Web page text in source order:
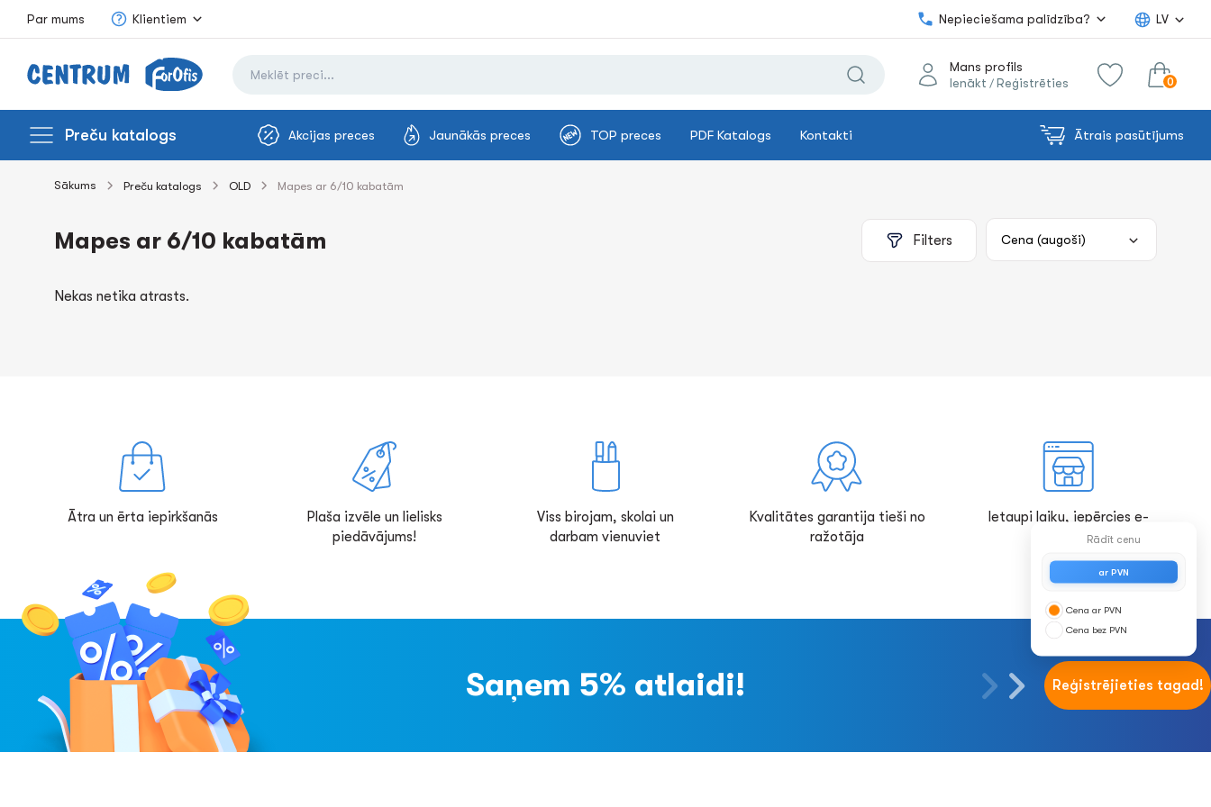
Par mums Klientiem Nepieciešama palīdzība? LV
Mans profils
Ienākt / Reģistrēties 0
Preču katalogs Akcijas preces Jaunākās preces TOP preces PDF Katalogs Kontakti Ātrais pasūtījums
Sākums Preču katalogs OLD Mapes ar 6/10 kabatām
Mapes ar 6/10 kabatām Filters
Nekas netika atrasts.
Rādīt cenu
ar PVN
Cena ar PVN
Cena bez PVN
Ātra un ērta iepirkšanās
Plaša izvēle un lielisks
piedāvājums!
Viss birojam, skolai un
darbam vienuviet
Kvalitātes garantija tieši no
ražotāja
Ietaupi laiku, iepērcies e-
veikalā!
Saņem 5% atlaidi! Reģistrējieties tagad!